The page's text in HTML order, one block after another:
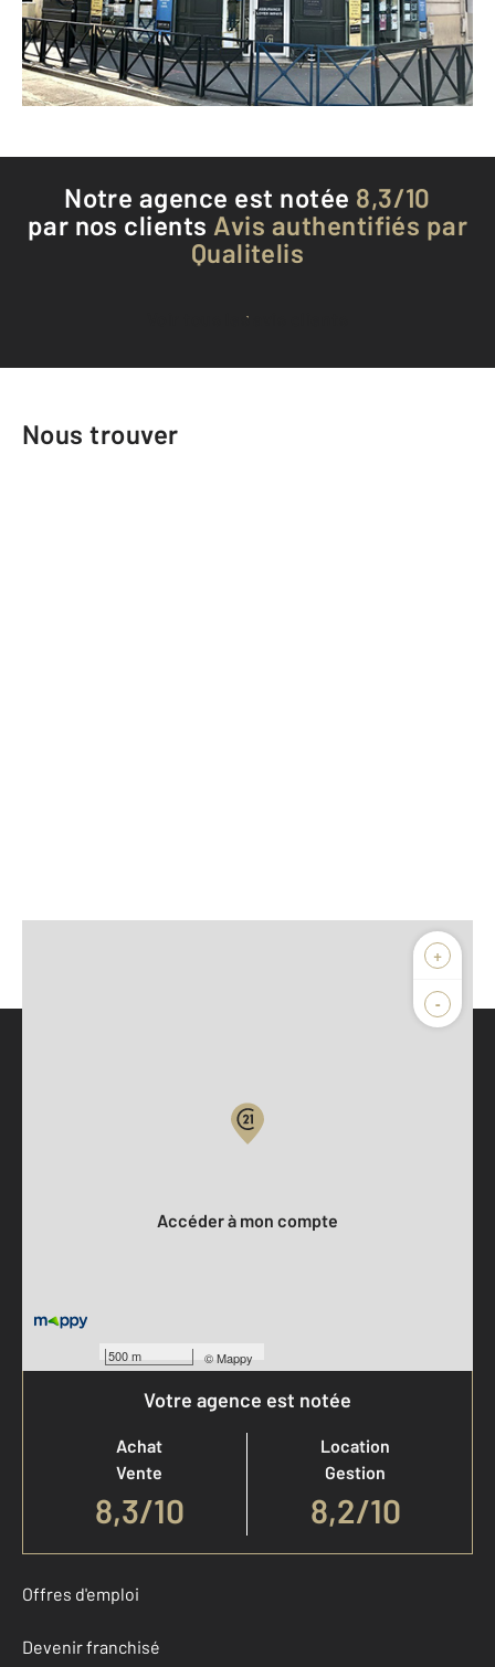
Envoyer un message
Téléphoner à l'agence
Notre agence est notée 8,3/10
par nos clients Avis authentifiés par
Qualitelis
Voir tous les avis clients
Nous trouver
+
-
500 m ©Mappy
Accéder à mon compte
Votre agence est notée
Achat
Vente
8,3/10
Location
Gestion
8,2/10
Offres d'emploi
Devenir franchisé